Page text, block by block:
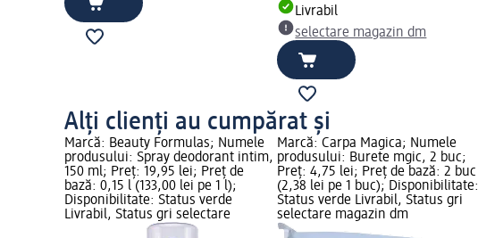
Livrabil
selectare magazin dm
Alți clienți au cumpărat și
Marcă: Beauty Formulas; Numele
produsului: Spray deodorant intim,
150 ml; Preț: 19,95 lei; Preț de
bază: 0,15 l (133,00 lei pe 1 l);
Disponibilitate: Status verde
Livrabil, Status gri selectare
Marcă: Carpa Magica; Numele
produsului: Burete mgic, 2 buc;
Preț: 4,75 lei; Preț de bază: 2 buc
(2,38 lei pe 1 buc); Disponibilitate:
Status verde Livrabil, Status gri
selectare magazin dm